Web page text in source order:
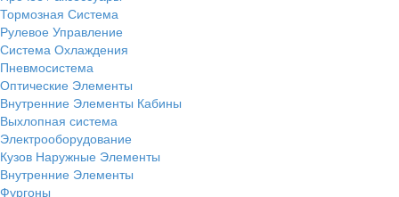
Тормозная Система
Рулевое Управление
Система Охлаждения
Пневмосистема
Оптические Элементы
Внутренние Элементы Кабины
Выхлопная система
Электрооборудование
Кузов Наружные Элементы
Внутренние Элементы
Фургоны